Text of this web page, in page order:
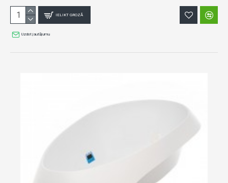
IELIKT GROZĀ
Uzdot jautājumu